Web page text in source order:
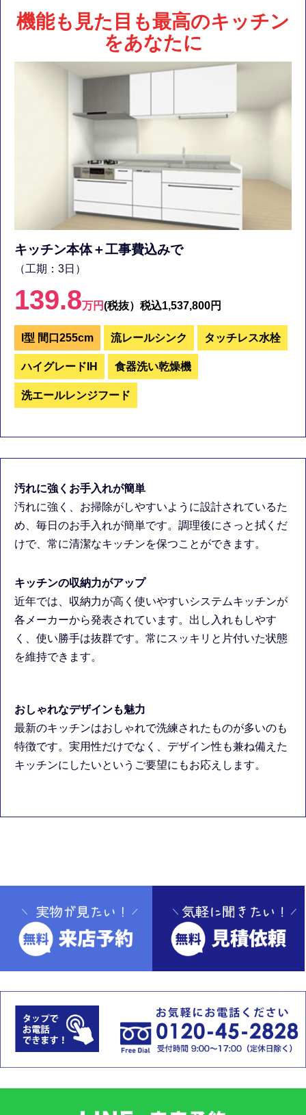
機能も見た目も最高のキッチン
をあなたに
キッチン本体＋工事費込みで
（工期：3日）
139.8万円(税抜） 税込1,537,800円
I型 間口255cm 流レールシンク タッチレス水栓
ハイグレードIH 食器洗い乾燥機
洗エールレンジフード
汚れに強くお手入れが簡単
汚れに強く、お掃除がしやすいように設計されているた
め、毎日のお手入れが簡単です。調理後にさっと拭くだ
けで、常に清潔なキッチンを保つことができます。
キッチンの収納力がアップ
近年では、収納力が高く使いやすいシステムキッチンが
各メーカーから発表されています。出し入れもしやす
く、使い勝手は抜群です。常にスッキリと片付いた状態
を維持できます。
おしゃれなデザインも魅力
最新のキッチンはおしゃれで洗練されたものが多いのも
特徴です。実用性だけでなく、デザイン性も兼ね備えた
キッチンにしたいというご要望にもお応えします。